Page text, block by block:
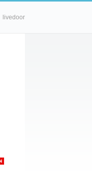
livedoor